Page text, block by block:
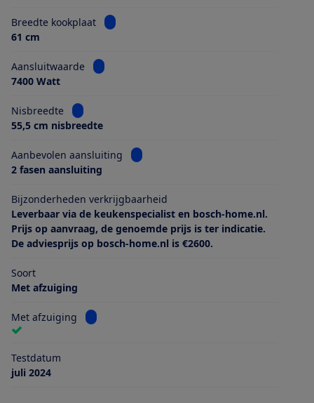
Breedte kookplaat
Bekijk informatie voor Breedte kookplaat
61 cm
Aansluitwaarde
Bekijk informatie voor Aansluitwaarde
7400 Watt
Nisbreedte
Bekijk informatie voor Nisbreedte
55,5 cm nisbreedte
Aanbevolen aansluiting
Bekijk informatie voor Aanbevolen
2 fasen aansluiting
Bijzonderheden verkrijgbaarheid
Leverbaar via de keukenspecialist en bosch-home.nl.
Prijs op aanvraag, de genoemde prijs is ter indicatie.
De adviesprijs op bosch-home.nl is €2600.
Soort
Met afzuiging
Met afzuiging Bekijk informatie voor Met afzuiging
Testdatum
juli 2024